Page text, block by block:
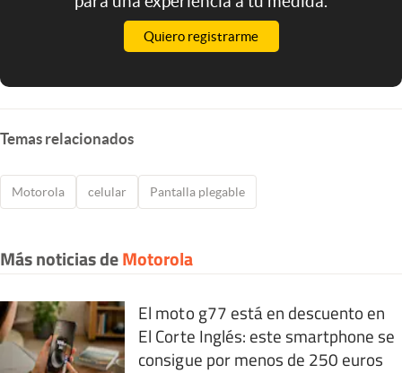
Quiero registrarme
Temas relacionados
Motorola celular Pantalla plegable
Más noticias deMotorola
El moto g77 está en descuento en
El Corte Inglés: este smartphone se
consigue por menos de 250 euros